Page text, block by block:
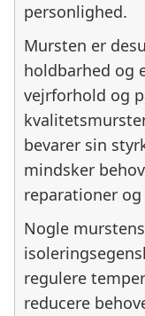
personlighed.
Mursten er
holdbarhed og
vejrforhold og
bevarer sin
mindsker
reparationer
Nogle
regulere
reducere